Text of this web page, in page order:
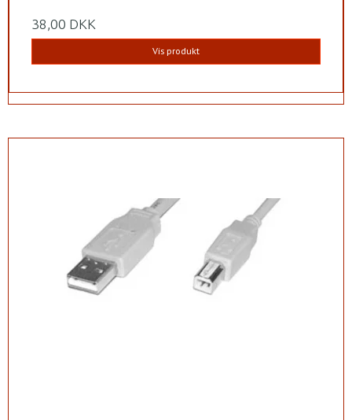
38,00 DKK
Vis produkt